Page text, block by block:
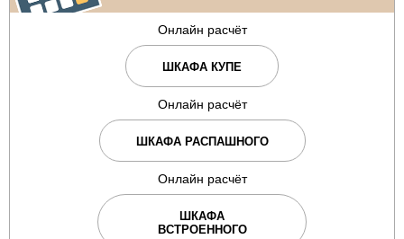
Онлайн расчёт
ШКАФА КУПЕ
Онлайн расчёт
ШКАФА РАСПАШНОГО
Онлайн расчёт
ШКАФА
ВСТРОЕННОГО